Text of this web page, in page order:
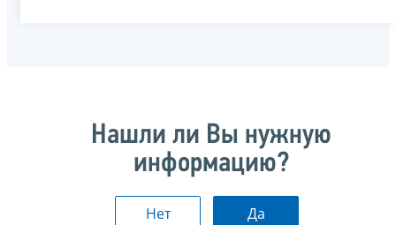
Нашли ли Вы нужную
информацию?
Нет Да